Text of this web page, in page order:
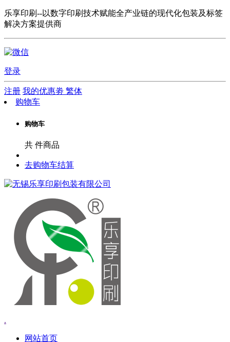
乐享印刷--以数字印刷技术赋能全产业链的现代化包装及标签
解决方案提供商
登录
注册 我的优惠劵 繁体
购物车
购物车
共 件商品
去购物车结算
.
网站首页